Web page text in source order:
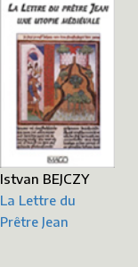
Istvan BEJCZY
La Lettre du
Prêtre Jean